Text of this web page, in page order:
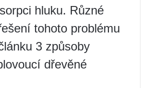
hluku. Různé
tohoto problému
3 způsoby
dřevěné